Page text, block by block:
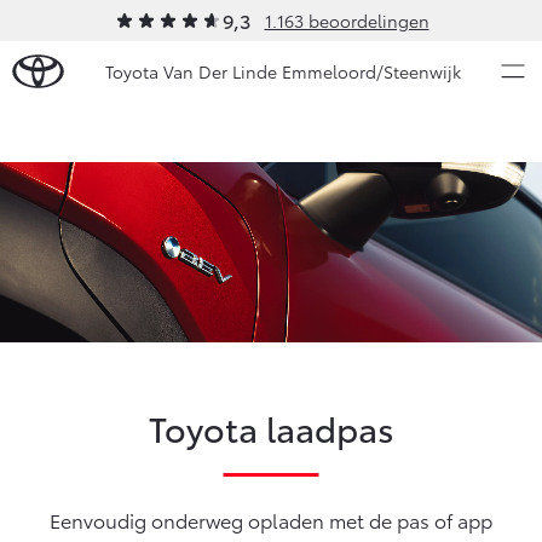
9,3 1.163 beoordelingen
Toyota Van Der Linde Emmeloord/Steenwijk
Ons bedrijf
Ons bedrijf
Onze medewerkers
Contact en Route
Modellen
Aygo X
HYBRIDE
Occasions
Diensten
Toyota laadpas
Eenvoudig onderweg opladen met de pas of app